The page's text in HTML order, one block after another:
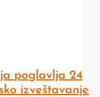
poglavlja 24
izveštavanje